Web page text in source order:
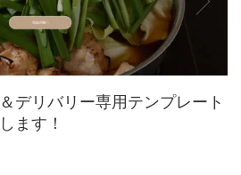
デリバリー専用テンプレート
ます！